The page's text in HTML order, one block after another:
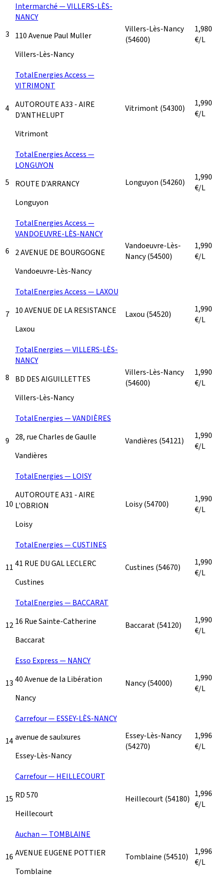
3
Intermarché — VILLERS-LÈS-
NANCY
110 Avenue Paul Muller
Villers-Lès-Nancy
Villers-Lès-Nancy
(54600)
1,980
€/L
4
TotalEnergies Access —
VITRIMONT
AUTOROUTE A33 - AIRE
D'ANTHELUPT
Vitrimont
Vitrimont(54300)
1,990
€/L
5
TotalEnergies Access —
LONGUYON
ROUTE D'ARRANCY
Longuyon
Longuyon (54260)
1,990
€/L
6
TotalEnergies Access —
VANDOEUVRE-LÈS-NANCY
2 AVENUE DE BOURGOGNE
Vandoeuvre-Lès-Nancy
Vandoeuvre-Lès-
Nancy(54500)
1,990
€/L
7
TotalEnergies Access — LAXOU
10 AVENUE DE LA RESISTANCE
Laxou
Laxou (54520)
1,990
€/L
8
TotalEnergies — VILLERS-LÈS-
NANCY
BD DES AIGUILLETTES
Villers-Lès-Nancy
Villers-Lès-Nancy
(54600)
1,990
€/L
9
TotalEnergies — VANDIÈRES
28, rue Charles de Gaulle
Vandières
Vandières (54121)
1,990
€/L
10
TotalEnergies — LOISY
AUTOROUTE A31 - AIRE
L'OBRION
Loisy
Loisy(54700)
1,990
€/L
11
TotalEnergies — CUSTINES
41 RUE DU GAL LECLERC
Custines
Custines (54670)
1,990
€/L
12
TotalEnergies — BACCARAT
16 Rue Sainte-Catherine
Baccarat
Baccarat(54120)
1,990
€/L
13
Esso Express — NANCY
40 Avenue de la Libération
Nancy
Nancy(54000)
1,990
€/L
14
Carrefour — ESSEY-LÈS-NANCY
avenue de saulxures
Essey-Lès-Nancy
Essey-Lès-Nancy
(54270)
1,996
€/L
15
Carrefour — HEILLECOURT
RD 570
Heillecourt
Heillecourt(54180) 1,996
€/L
16
Auchan — TOMBLAINE
AVENUE EUGENE POTTIER
Tomblaine
Tomblaine (54510)
1,996
€/L